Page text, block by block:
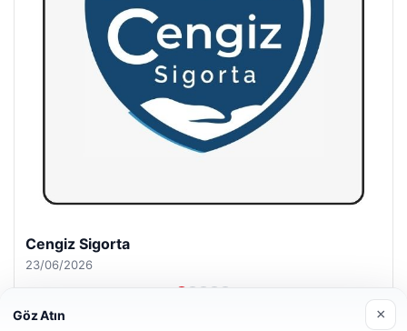
Hastaş Beton
26/05/2026
Göz Atın ×